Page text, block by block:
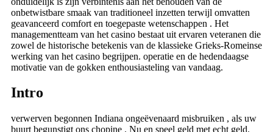
onbetwistbare smaak van traditioneel inzetten terwijl omvatten
geavanceerd comfort en toegepaste wetenschappen . Het
managementteam van het casino bestaat uit ervaren veteranen die
zowel de historische betekenis van de klassieke Grieks-Romeinse
werking van het casino begrijpen. operatie en de hedendaagse
motivatie van de gokken enthousiasteling van vandaag.
Intro
verwerven begonnen Indiana ongeëvenaard misbruiken , als uw
buurt begunstigt ons chopine . Nu en speel geld met echt geld.